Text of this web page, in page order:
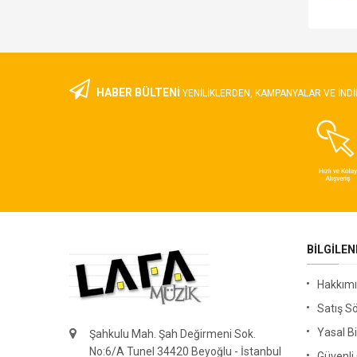
HABER BÜLTENİ YENILIKLERDEN, KAMPANYALAR VE
Şahkulu Mah. Şah Değirmeni Sok.
No:6/A Tunel 34420 Beyoğlu - İstanbul
Satış
Yasal